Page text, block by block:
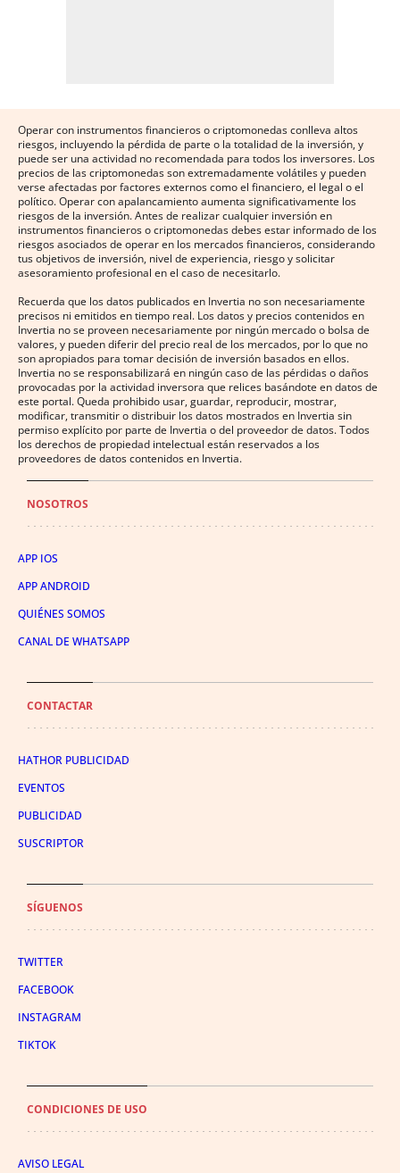
Operar con instrumentos financieros o criptomonedas conlleva altos
riesgos, incluyendo la pérdida de parte o la totalidad de la inversión, y
puede ser una actividad no recomendada para todos los inversores. Los
precios de las criptomonedas son extremadamente volátiles y pueden
verse afectadas por factores externos como el financiero, el legal o el
político. Operar con apalancamiento aumenta significativamente los
riesgos de la inversión. Antes de realizar cualquier inversión en
instrumentos financieros o criptomonedas debes estar informado de los
riesgos asociados de operar en los mercados financieros, considerando
tus objetivos de inversión, nivel de experiencia, riesgo y solicitar
asesoramiento profesional en el caso de necesitarlo.
Recuerda que los datos publicados en Invertia no son necesariamente
precisos ni emitidos en tiempo real. Los datos y precios contenidos en
Invertia no se proveen necesariamente por ningún mercado o bolsa de
valores, y pueden diferir del precio real de los mercados, por lo que no
son apropiados para tomar decisión de inversión basados en ellos.
Invertia no se responsabilizará en ningún caso de las pérdidas o daños
provocadas por la actividad inversora que relices basándote en datos de
este portal. Queda prohibido usar, guardar, reproducir, mostrar,
modificar, transmitir o distribuir los datos mostrados en Invertia sin
permiso explícito por parte de Invertia o del proveedor de datos. Todos
los derechos de propiedad intelectual están reservados a los
proveedores de datos contenidos en Invertia.
NOSOTROS
APP IOS
APP ANDROID
QUIÉNES SOMOS
CANAL DE WHATSAPP
CONTACTAR
HATHOR PUBLICIDAD
EVENTOS
PUBLICIDAD
SUSCRIPTOR
SÍGUENOS
TWITTER
FACEBOOK
INSTAGRAM
TIKTOK
CONDICIONES DE USO
AVISO LEGAL